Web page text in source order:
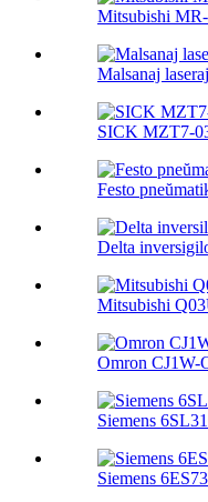
Mitsubishi
Malsanaj
SICK MZT7-
Festo
Delta
Mitsubishi
Omron CJ1W-
Siemens
Siemens